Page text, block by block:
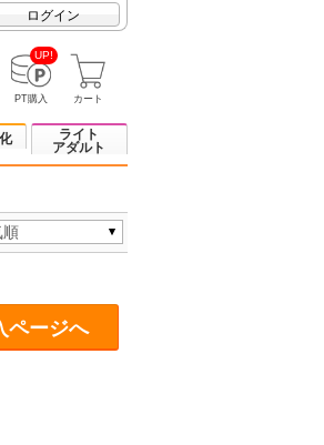
ログイン
UP!
PT購入 カート
ライト
アダルト
ページへ